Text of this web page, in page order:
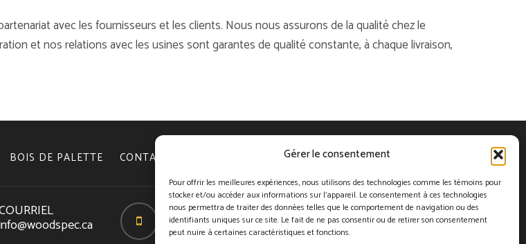
Gérer le consentement
Pour offrir les meilleures expériences, nous utilisons des technologies comme les témoins pour
stocker et/ou accéder aux informations sur l'appareil. Le consentement à ces technologies
nous permettra de traiter des données telles que le comportement de navigation ou des
identifiants uniques sur ce site. Le fait de ne pas consentir ou de retirer son consentement
peut nuire à certaines caractéristiques et fonctions.
avec les fournisseurs et les clients. Nous nous assurons de la qualité chez le
et nos relations avec les usines sont garantes de qualité constante, à chaque livraison,
BOIS DE PALETTE CONTACTEZ NOUS POLITIQUE DE CONFIDENTIALITÉ
Téléphone
418-624-2000
Sans frais au
1-866-624-7732